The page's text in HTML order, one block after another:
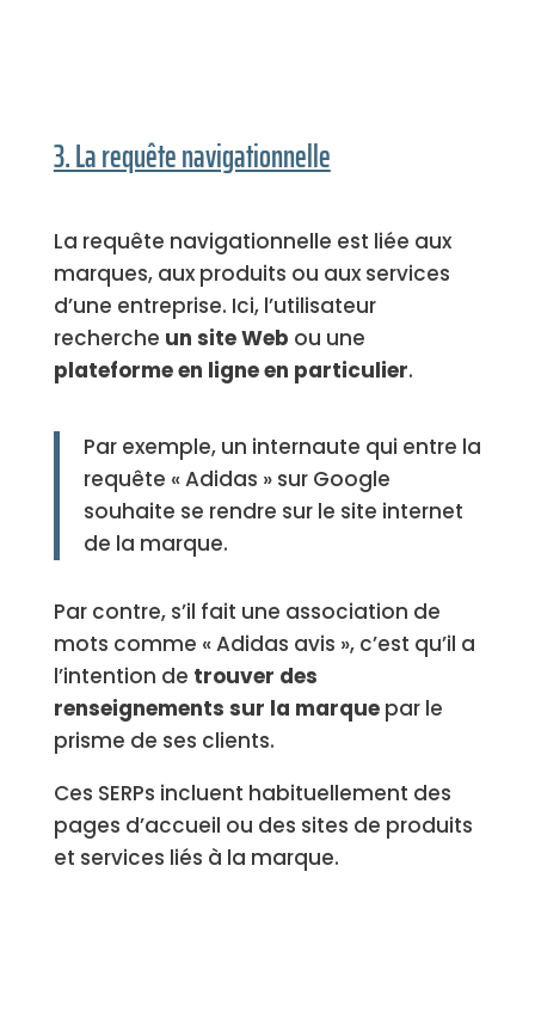
3. La requête navigationnelle
La requête navigationnelle est liée aux
marques, aux produits ou aux services
d’une entreprise. Ici, l’utilisateur
recherche un site Web ou une
plateforme en ligne en particulier.
Par exemple, un internaute qui entre la
requête « Adidas » sur Google
souhaite se rendre sur le site internet
de la marque.
Par contre, s’il fait une association de
mots comme « Adidas avis », c’est qu’il a
l’intention de trouver des
renseignements sur la marquepar le
prisme de ses clients.
Ces SERPs incluent habituellement des
pages d’accueil ou des sites de produits
et services liés à la marque.